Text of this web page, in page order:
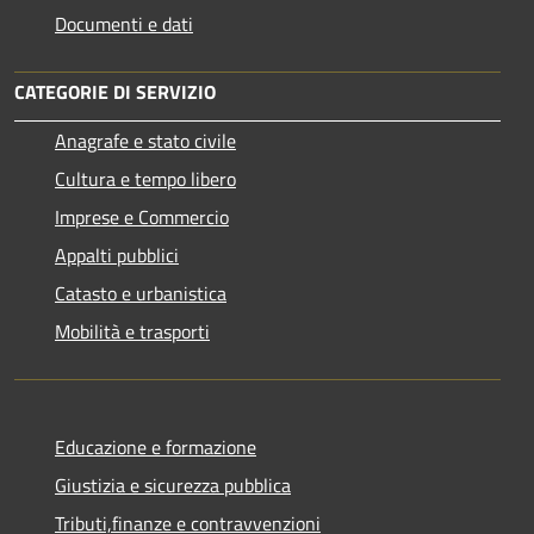
Documenti e dati
CATEGORIE DI SERVIZIO
Anagrafe e stato civile
Cultura e tempo libero
Imprese e Commercio
Appalti pubblici
Catasto e urbanistica
Mobilità e trasporti
Educazione e formazione
Giustizia e sicurezza pubblica
Tributi,finanze e contravvenzioni